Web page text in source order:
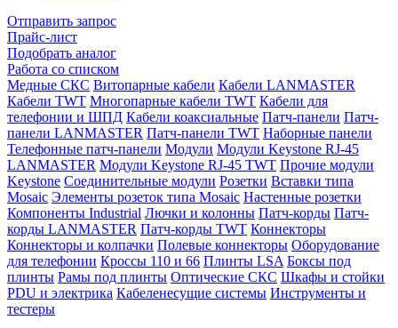
Отправить запрос
Прайс-лист
Подобрать аналог
Работа со списком
Медные СКС Витопарные кабели Кабели LANMASTER
Кабели TWT Многопарные кабели TWT Кабели для
телефонии и ШПД Кабели коаксиальные Патч-панели Патч-
панели LANMASTER Патч-панели TWT Наборные панели
Телефонные патч-панели Модули Модули Keystone RJ-45
LANMASTER Модули Keystone RJ-45 TWT Прочие модули
Keystone Соединительные модули Розетки Вставки типа
Mosaic Элементы розеток типа Mosaic Настенные розетки
Компоненты Industrial Лючки и колонны Патч-корды Патч-
корды LANMASTER Патч-корды TWT Коннекторы
Коннекторы и колпачки Полевые коннекторы Оборудование
для телефонии Кроссы 110 и 66 Плинты LSA Боксы под
плинты Рамы под плинты Оптические СКС Шкафы и стойки
PDU и электрика Кабеленесущие системы Инструменты и
тестеры